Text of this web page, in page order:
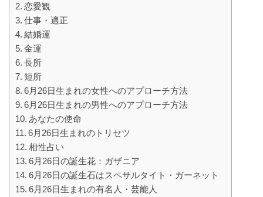
恋愛観
仕事・適正
結婚運
金運
長所
短所
6月26日生まれの女性へのアプローチ方法
6月26日生まれの男性へのアプローチ方法
あなたの使命
6月26日生まれのトリセツ
相性占い
6月26日の誕生花：ガザニア
6月26日の誕生石はスペサルタイト・ガーネット
6月26日生まれの有名人・芸能人